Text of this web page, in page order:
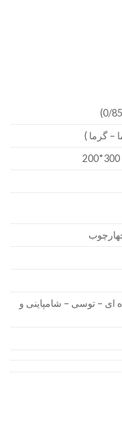
ای – توسی – شامپاینی و